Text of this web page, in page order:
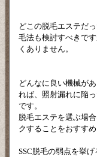
どこの脱毛エステだ
毛法も検討すべきで
くありません。
どんなに良い機械が
れば、照射漏れに陥
です。
脱毛エステを選ぶ場
クすることをおすすめ
SSC脱毛の弱点を挙